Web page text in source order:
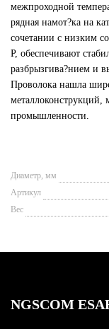
межпроходной
рядная намот?ка на
сочетании с низким
P, обеспечивают
разбрызгива?нием и
Проволока нашла
металлоконструкций,
промышленности.
Диаметр, мм
Артикул
Вес
NGSCOM